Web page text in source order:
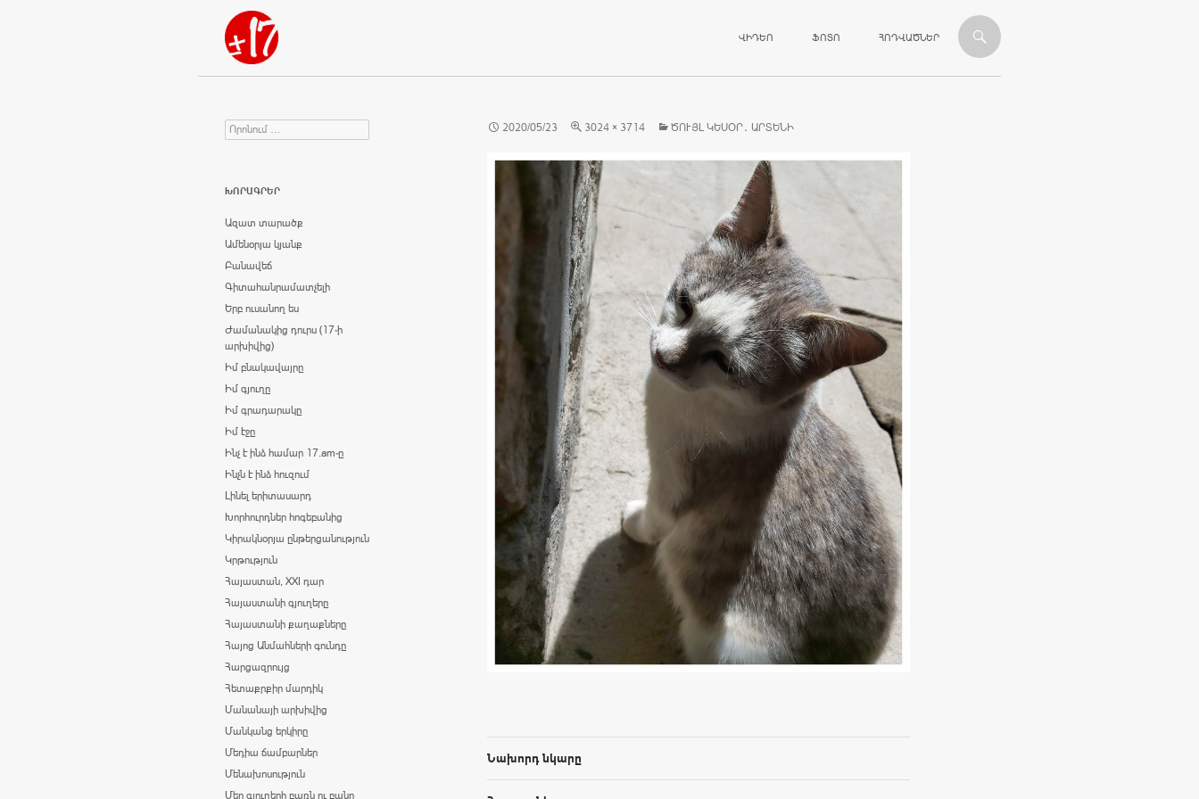
Որոնում
ՎԻԴԵՈ ՖՈՏՈ ՀՈԴՎԱԾՆԵՐ
2020/05/23 3024 × 3714 ԾՈՒՅԼ ԿԵՍՕՐ․ ԱՐՏԵՆԻ
Նախորդ նկարը
Search for:
ԽՈՐԱԳՐԵՐ
Ազատ տարածք
Ամենօրյա կյանք
Բանավեճ
Գիտահանրամատչելի
Երբ ուսանող ես
Ժամանակից դուրս (17-ի
արխիվից)
Իմ բնակավայրը
Իմ գյուղը
Իմ գրադարակը
Իմ էջը
Ինչ է ինձ համար 17.am-ը
Ինչն է ինձ հուզում
Լինել երիտասարդ
Խորհուրդներ հոգեբանից
Կիրակնօրյա ընթերցանություն
Կրթություն
Հայաստան, XXI դար
Հայաստանի գյուղերը
Հայաստանի քաղաքները
Հայոց Անմահների գունդը
Հարցազրույց
Հետաքրքիր մարդիկ
Մանանայի արխիվից
Մանկանց երկիրը
Մեդիա ճամբարներ
Մենախոսություն
Մեր գյուղերի բառն ու բանը